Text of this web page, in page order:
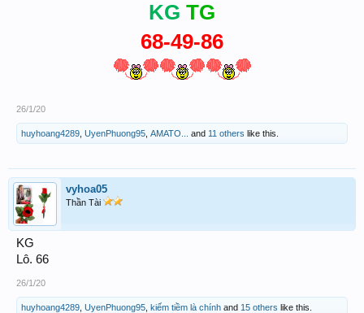
KG TG
68-49-86
26/1/20
huyhoang4289 UyenPhuong95 AMATO... and 11 others like this.
vyhoa05
Thần Tài
KG
Lô. 66
26/1/20
huyhoang4289 UyenPhuong95 kiếm tiềm là chính and 15 others like this.